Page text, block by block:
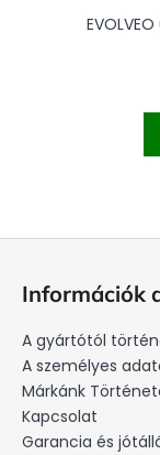
Információk
A gyártótól
A személyes
Márkánk
Kapcsolat
Garancia és